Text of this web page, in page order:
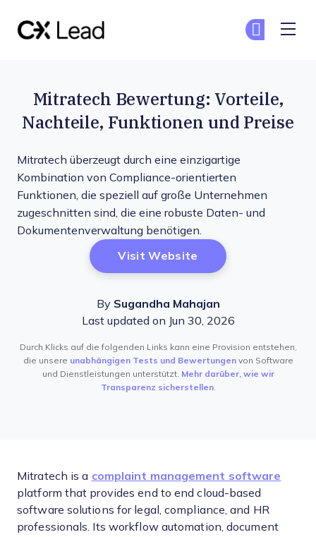
Mitratech Bewertung: Vorteile,
Nachteile, Funktionen und Preise
Mitratech überzeugt durch eine einzigartige
Kombination von Compliance-orientierten
Funktionen, die speziell auf große Unternehmen
zugeschnitten sind, die eine robuste Daten- und
Dokumentenverwaltung benötigen.
Visit Website Opens New Window
By Sugandha Mahajan
Last updated on Jun 30, 2026
Durch Klicks auf die folgenden Links kann eine Provision entstehen,
die unsere unabhängigen Tests und Bewertungenvon Software
und Dienstleistungen unterstützt. Mehr darüber, wie wir
Transparenz sicherstellen.
Mitratech is a complaint management software
platform that provides end to end cloud-based
software solutions for legal, compliance, and HR
professionals. Its workflow automation, document